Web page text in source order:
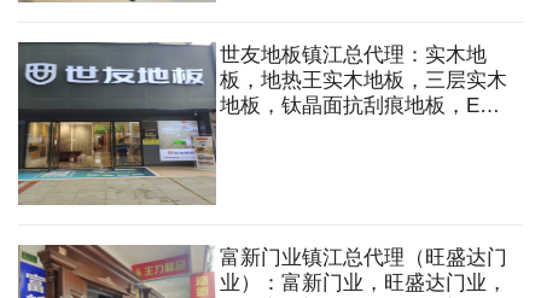
世友地板镇江总代理：实木地
板，地热王实木地板，三层实木
地板，钛晶面抗刮痕地板，ENF
富新门业镇江总代理（旺盛达门
业）：富新门业，旺盛达门业，